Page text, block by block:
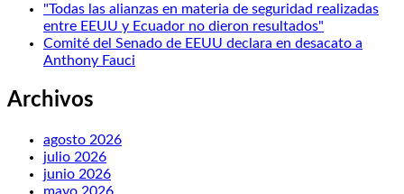
"Todas las alianzas en materia de seguridad realizadas
entre EEUU y Ecuador no dieron resultados"
Comité del Senado de EEUU declara en desacato a
Anthony Fauci
Archivos
agosto 2026
julio 2026
junio 2026
mayo 2026